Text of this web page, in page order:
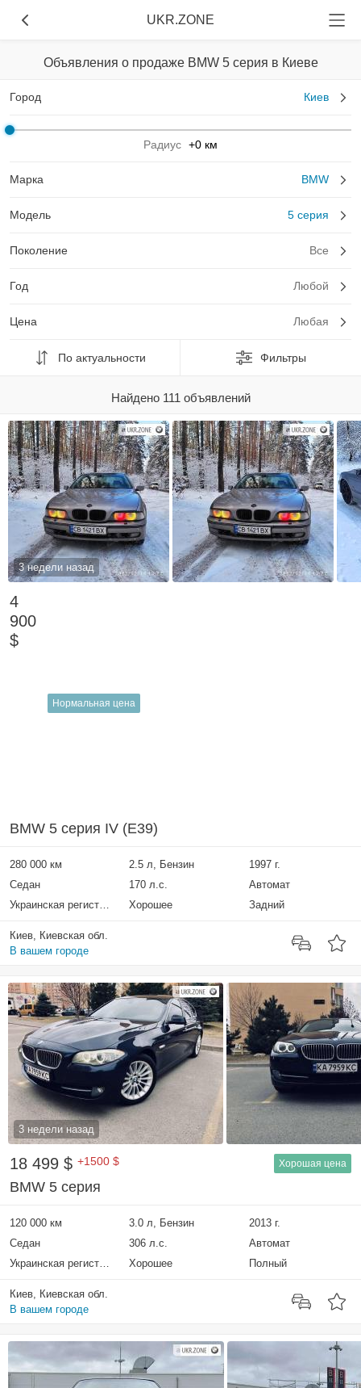
UKR.ZONE
Объявления о продаже BMW 5 серия в Киеве
Город Киев
Радиус +0 км
Марка BMW
Модель 5 серия
Поколение Все
Год Любой
Цена Любая
По актуальности Фильтры
Найдено 111 объявлений
3 недели назад
4
900
$
Нормальная цена
BMW 5 серия IV (E39)
280 000 км 2.5 л, Бензин
1997 г.
Седан
170 л.с.
Автомат
Украинская регистрация
Хорошее Задний
Киев, Киевская обл.
В вашем городе
3 недели назад
18 499 $ +1500 $ Хорошая цена
BMW 5 серия
120 000 км 3.0 л, Бензин
2013 г.
Седан
306 л.с.
Автомат
Украинская регистрация
Хорошее Полный
Киев, Киевская обл.
В вашем городе